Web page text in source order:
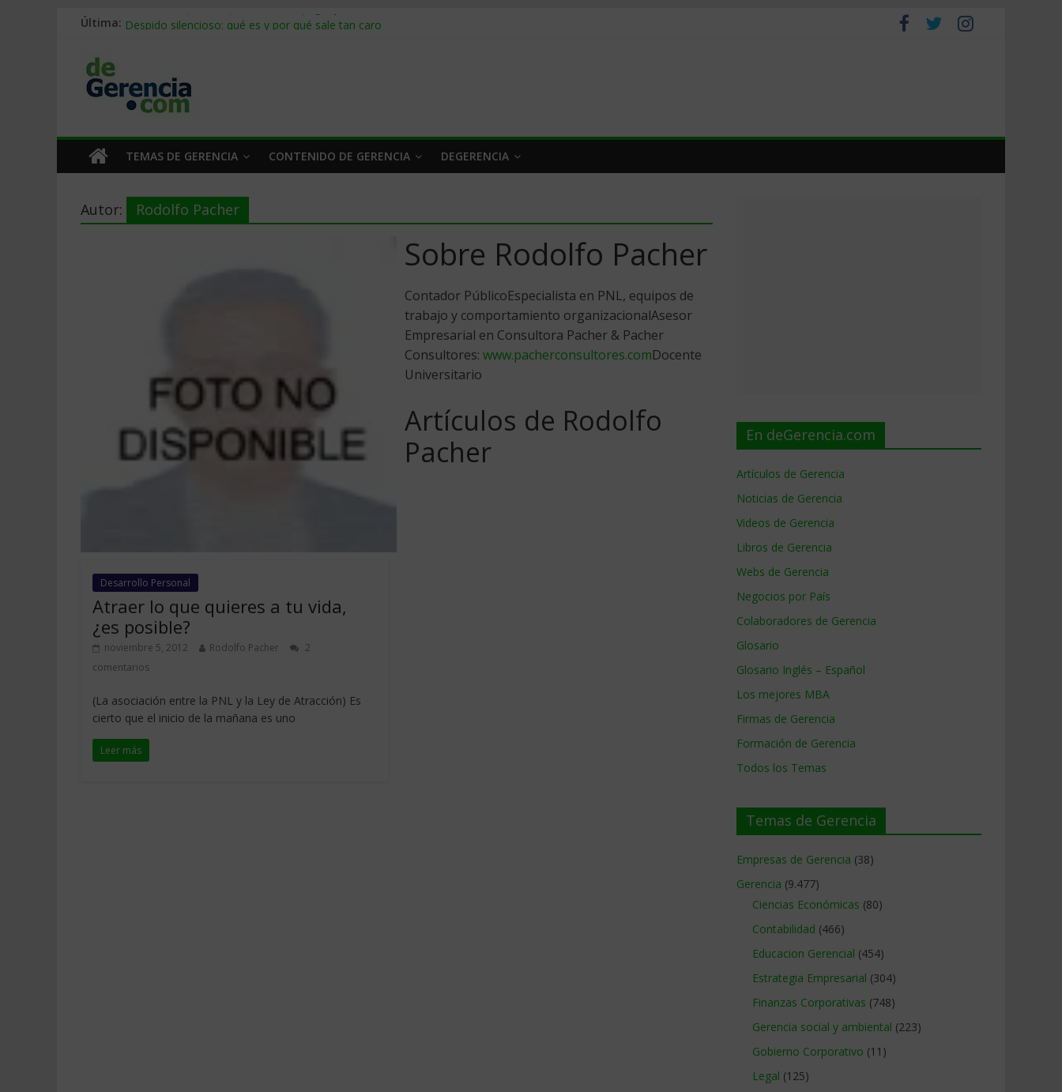
Última: Stablecoins para empresas: cómo pagar y cobrar en 2026
Trabajo forzoso en la cadena de suministro: qué hacer
Mercado hispano de EE. UU.: cómo segmentarlo y venderle
TEMAS DE GERENCIA CONTENIDO DE GERENCIA DEGERENCIA
Autor: Rodolfo Pacher
Sobre Rodolfo Pacher
Contador PúblicoEspecialista en PNL, equipos de
trabajo y comportamiento organizacionalAsesor
Empresarial en Consultora Pacher & Pacher
Consultores: www.pacherconsultores.comDocente
Universitario
Artículos de Rodolfo
Pacher
Desarrollo Personal
Atraer lo que quieres a tu vida,
¿es posible?
noviembre 5, 2012 Rodolfo Pacher
2
comentarios
(La asociación entre la PNL y la Ley de Atracción) Es
cierto que el inicio de la mañana es uno
Leer más
En deGerencia.com
Artículos de Gerencia
Noticias de Gerencia
Videos de Gerencia
Libros de Gerencia
Webs de Gerencia
Negocios por País
Colaboradores de Gerencia
Glosario
Glosario Inglés – Español
Los mejores MBA
Firmas de Gerencia
Formación de Gerencia
Todos los Temas
Temas de Gerencia
Empresas de Gerencia (38)
Gerencia (9.477)
Ciencias Económicas (80)
Contabilidad (466)
Educacion Gerencial (454)
Estrategia Empresarial (304)
Finanzas Corporativas (748)
Gerencia social y ambiental (223)
Gobierno Corporativo (11)
Legal (125)